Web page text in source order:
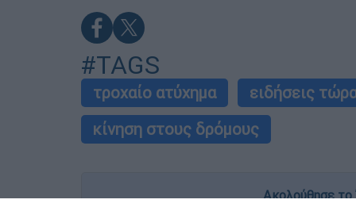
#TAGS
τροχαίο ατύχημα ειδήσεις
κίνηση στους δρόμους
Ακολούθησε το